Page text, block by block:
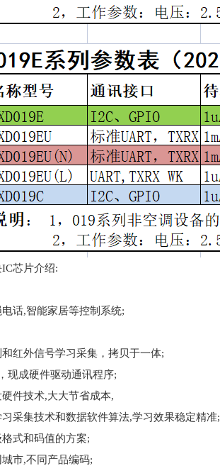
芯片介绍:
话,智能家居等控制系统;
外信号学习采集，拷贝于一体;
成硬件驱动通讯程序;
技术,大大节省成本,
集技术和数据软件算法,学习效果稳定精准;
式和码值的方案;
,不同产品编码;